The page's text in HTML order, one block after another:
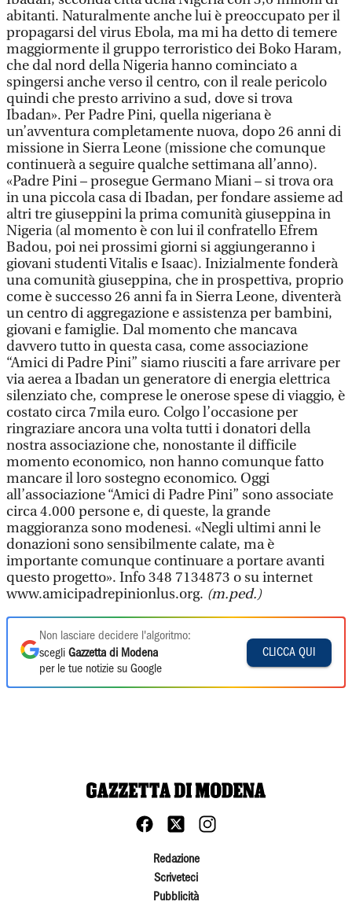
abitanti. Naturalmente anche lui è preoccupato per il
propagarsi del virus Ebola, ma mi ha detto di temere
maggiormente il gruppo terroristico dei Boko Haram,
che dal nord della Nigeria hanno cominciato a
spingersi anche verso il centro, con il reale pericolo
quindi che presto arrivino a sud, dove si trova
Ibadan». Per Padre Pini, quella nigeriana è
un’avventura completamente nuova, dopo 26 anni di
missione in Sierra Leone (missione che comunque
continuerà a seguire qualche settimana all’anno).
«Padre Pini – prosegue Germano Miani – si trova ora
in una piccola casa di Ibadan, per fondare assieme ad
altri tre giuseppini la prima comunità giuseppina in
Nigeria (al momento è con lui il confratello Efrem
Badou, poi nei prossimi giorni si aggiungeranno i
giovani studenti Vitalis e Isaac). Inizialmente fonderà
una comunità giuseppina, che in prospettiva, proprio
come è successo 26 anni fa in Sierra Leone, diventerà
un centro di aggregazione e assistenza per bambini,
giovani e famiglie. Dal momento che mancava
davvero tutto in questa casa, come associazione
“Amici di Padre Pini” siamo riusciti a fare arrivare per
via aerea a Ibadan un generatore di energia elettrica
silenziato che, comprese le onerose spese di viaggio, è
costato circa 7mila euro. Colgo l’occasione per
ringraziare ancora una volta tutti i donatori della
nostra associazione che, nonostante il difficile
momento economico, non hanno comunque fatto
mancare il loro sostegno economico. Oggi
all’associazione “Amici di Padre Pini” sono associate
circa 4.000 persone e, di queste, la grande
maggioranza sono modenesi. «Negli ultimi anni le
donazioni sono sensibilmente calate, ma è
importante comunque continuare a portare avanti
questo progetto». Info 348 7134873 o su internet
www.amicipadrepinionlus.org. (m.ped.)
Non lasciare decidere l'algoritmo:
scegli Gazzetta di Modena
per le tue notizie su Google
CLICCA QUI
Redazione
Scriveteci
Pubblicità